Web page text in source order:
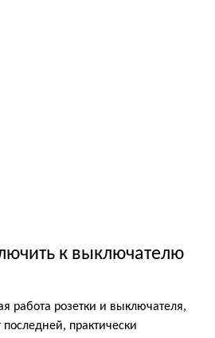
к выключателю
работа розетки и выключателя,
последней, практически